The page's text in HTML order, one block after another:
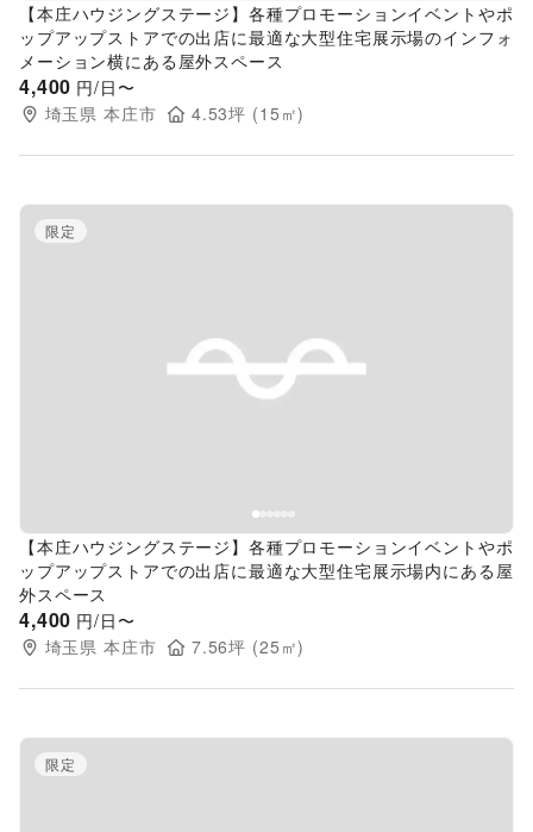
【本庄ハウジングステージ】各種プロモーションイベントやポ
ップアップストアでの出店に最適な大型住宅展示場のインフォ
メーション横にある屋外スペース
4,400 円/日〜
埼玉県 本庄市 4.53坪 (15 ㎡)
Previous slide
限定
【本庄ハウジングステージ】各種プロモーションイベントやポ
ップアップストアでの出店に最適な大型住宅展示場内にある屋
外スペース
4,400 円/日〜
埼玉県 本庄市 7.56坪 (25 ㎡)
限定